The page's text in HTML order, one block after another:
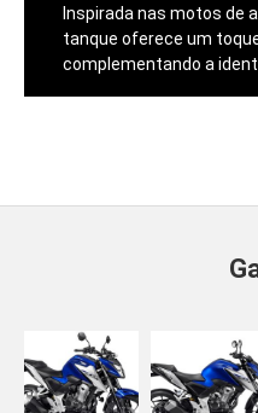
Inspirada nas motos de
tanque oferece um
complementando a